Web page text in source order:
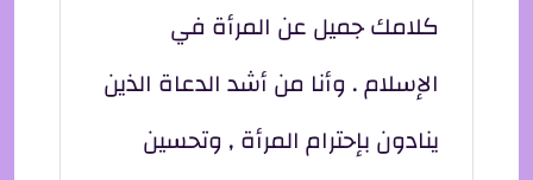
كلامك جميل عن المرأة في
الإسلام . وأنا من أشد الدعاة الذين
ينادون بإحترام المرأة , وتحسين